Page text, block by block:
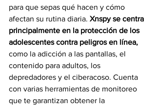
para que sepas qué hacen y cómo
afectan su rutina diaria. Xnspy se centra
principalmente en la protección de los
adolescentes contra peligros en línea,
como la adicción a las pantallas, el
contenido para adultos, los
depredadores y el ciberacoso. Cuenta
con varias herramientas de monitoreo
que te garantizan obtener la